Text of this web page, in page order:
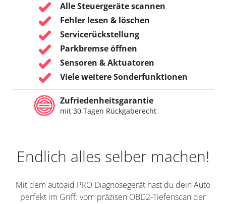
Alle Steuergeräte scannen
Fehler lesen & löschen
Servicerückstellung
Parkbremse öffnen
Sensoren & Aktuatoren
Viele weitere Sonderfunktionen
Zufriedenheitsgarantie
mit 30 Tagen Rückgaberecht
Endlich alles selber machen!
Mit dem autoaid PRO Diagnosegerät hast du dein Auto
perfekt im Griff: vom präzisen OBD2-Tiefenscan der